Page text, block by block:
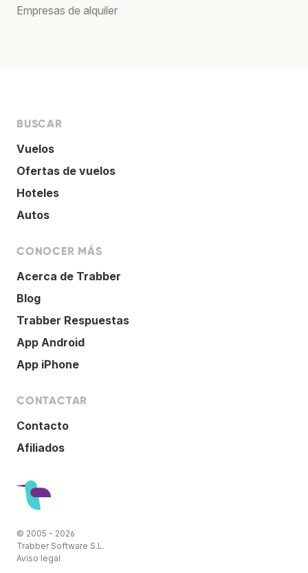
Empresas de alquiler
BUSCAR
Vuelos
Ofertas de vuelos
Hoteles
Autos
CONOCER MÁS
Acerca de Trabber
Blog
Trabber Respuestas
App Android
App iPhone
CONTACTAR
Contacto
Afiliados
© 2005 - 2026
Trabber Software S.L.
Aviso legal